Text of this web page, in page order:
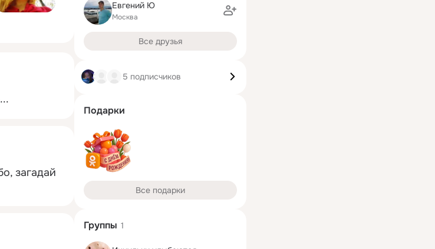
загадай
Евгений Ю
Москва
Все друзья
5 подписчиков
Подарки
Все подарки
Группы 1